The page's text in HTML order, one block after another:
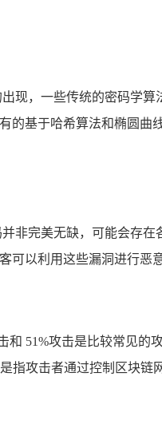
现，一些传统的密码学
基于哈希算法和椭圆曲
非完美无缺，可能会存
以利用这些漏洞进行恶
51%攻击是比较常见的
指攻击者通过控制区块链